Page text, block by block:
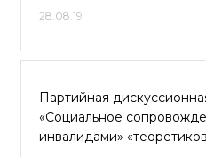
28.08.19
Партийная
«Социальное
инвалидами»